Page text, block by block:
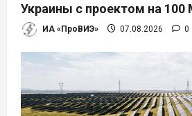
Украины с проектом на 100
ИА «ПроВИЭ» 07.08.2026 0